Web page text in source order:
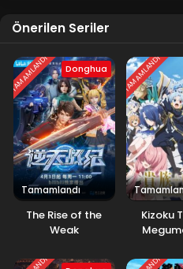
Blm 71 - Şubat 22,
Tales of
Blm 70 - Şubat 15,
Tales of
Blm 69 - Şubat 9,
Tales of
Önerilen Seriler
TAMAMLANDI Donghua
Tamamlandı
The Rise of the
Weak
TAMAMLANDI
Kizoku
Saikyou